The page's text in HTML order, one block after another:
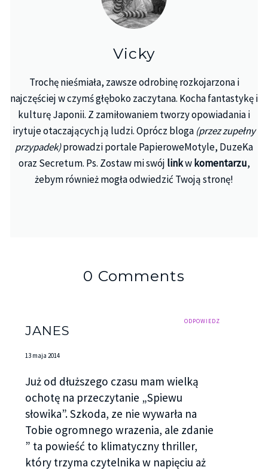
Vicky
Trochę nieśmiała, zawsze odrobinę rozkojarzona i
najczęściej w czymś głęboko zaczytana. Kocha fantastykę i
kulturę Japonii. Z zamiłowaniem tworzy opowiadania i
irytuje otaczających ją ludzi. Oprócz bloga (przez zupełny
przypadek)prowadzi portale PapieroweMotyle, DuzeKa
oraz Secretum. Ps. Zostaw mi swój linkwkomentarzu,
żebym również mogła odwiedzić Twoją stronę!
0 Comments
ODPOWIEDZ
JANES
13 maja 2014
Już od dłuższego czasu mam wielką
ochotę na przeczytanie „Spiewu
słowika”. Szkoda, ze nie wywarła na
Tobie ogromnego wrazenia, ale zdanie
” ta powieść to klimatyczny thriller,
który trzyma czytelnika w napięciu aż